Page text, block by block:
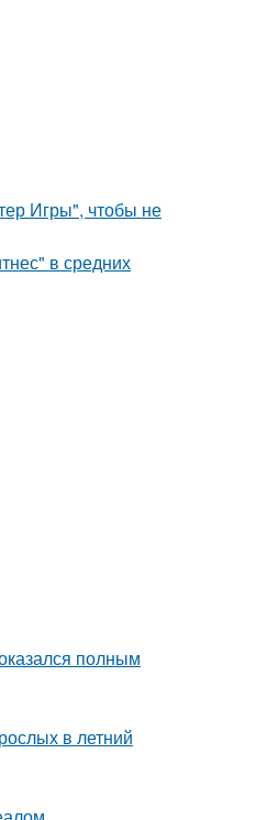
Игры", чтобы не
в средних
полным
в летний